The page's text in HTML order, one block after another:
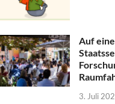
Auf
3. Juli